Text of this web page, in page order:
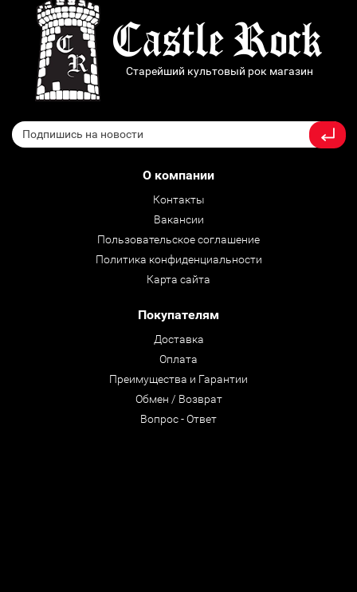
Старейший культовый рок магазин
О компании
Контакты
Вакансии
Пользовательское соглашение
Политика конфиденциальности
Карта сайта
Покупателям
Доставка
Оплата
Преимущества и Гарантии
Обмен / Возврат
Вопрос - Ответ